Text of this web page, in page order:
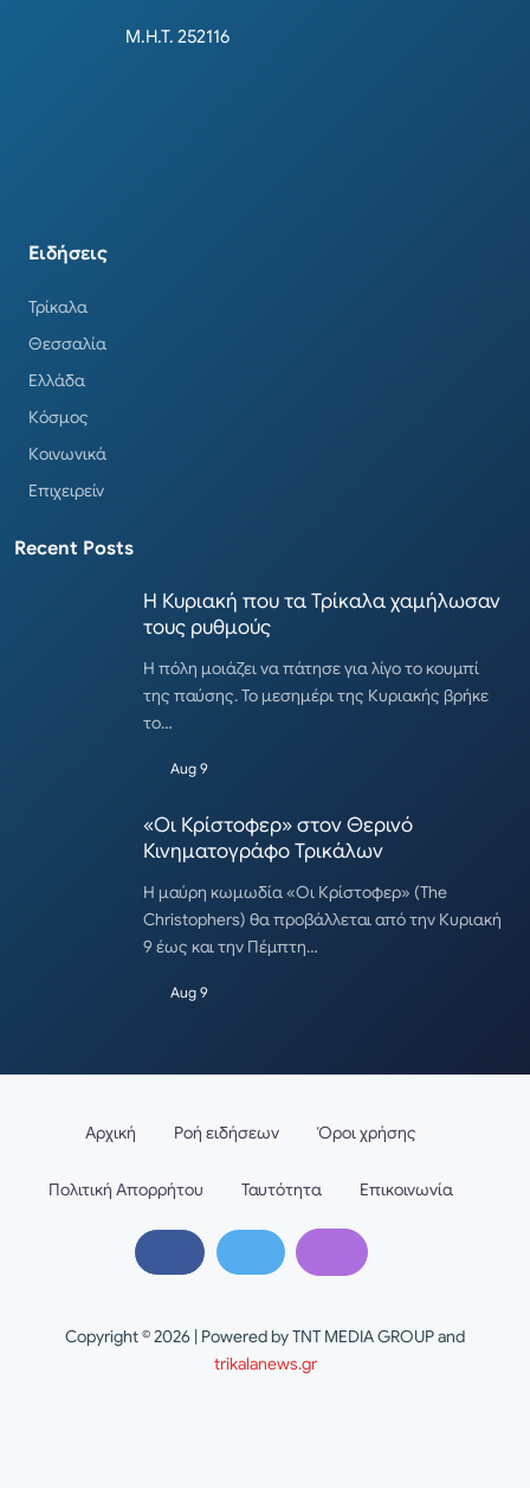
Μ.Η.Τ. 252116
Ειδήσεις
Τρίκαλα
Θεσσαλία
Ελλάδα
Κόσμος
Κοινωνικά
Επιχειρείν
Recent Posts
Η Κυριακή που τα Τρίκαλα χαμήλωσαν
τους ρυθμούς
Η πόλη μοιάζει να πάτησε για λίγο το κουμπί
της παύσης. Το μεσημέρι της Κυριακής βρήκε
το…
Aug 9
«Οι Κρίστοφερ» στον Θερινό
Κινηματογράφο Τρικάλων
Η μαύρη κωμωδία «Οι Κρίστοφερ» (The
Christophers) θα προβάλλεται από την Κυριακή
9 έως και την Πέμπτη…
Aug 9
Copyright © 2026 | Powered by TNT MEDIA GROUP and
trikalanews.gr
Αρχική Ροή ειδήσεων Όροι χρήσης
Πολιτική Απορρήτου Ταυτότητα Επικοινωνία